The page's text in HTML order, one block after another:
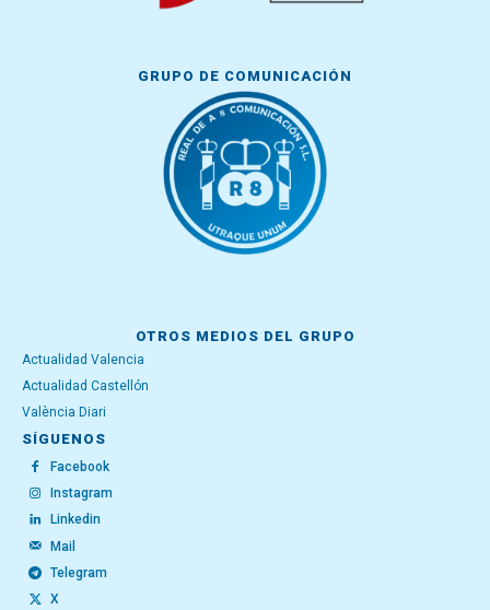
GRUPO DE COMUNICACIÓN
OTROS MEDIOS DEL GRUPO
Actualidad Valencia
Actualidad Castellón
València Diari
SÍGUENOS
Facebook
Instagram
Linkedin
Mail
Telegram
X